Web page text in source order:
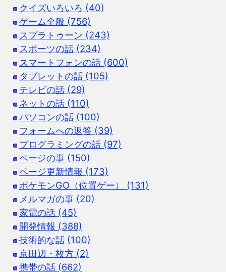
クイズいろいろ (40)
ゲーム全般 (756)
スプラトゥーン (243)
スポーツの話 (234)
スマートフォンの話 (600)
タブレットの話 (105)
テレビの話 (29)
ネットの話 (110)
パソコンの話 (100)
フォームへの返答 (39)
プログラミングの話 (97)
ページの事 (150)
ページ更新情報 (173)
ポケモンGO（位置ゲー） (131)
メルマガの事 (20)
家電の話 (45)
開発情報 (388)
技術的な話 (100)
京田辺・枚方 (2)
携帯の話 (662)